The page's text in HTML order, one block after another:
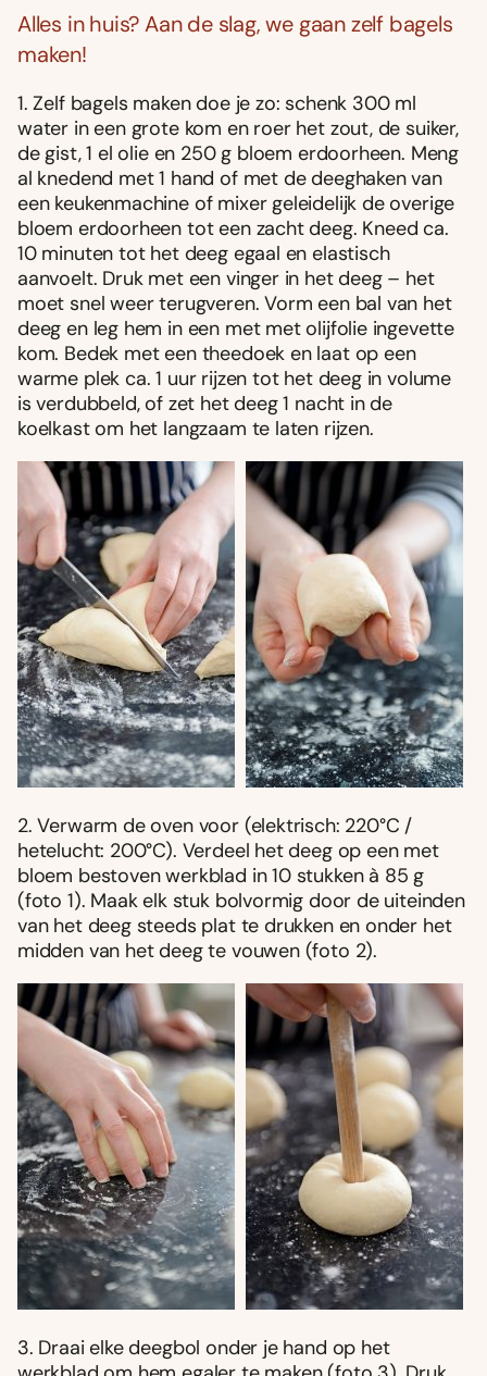
Alles in huis? Aan de slag, we gaan zelf bagels
maken!
1. Zelf bagels maken doe je zo: schenk 300 ml
water in een grote kom en roer het zout, de suiker,
de gist, 1 el olie en 250 g bloem erdoorheen. Meng
al knedend met 1 hand of met de deeghaken van
een keukenmachine of mixer geleidelijk de overige
bloem erdoorheen tot een zacht deeg. Kneed ca.
10 minuten tot het deeg egaal en elastisch
aanvoelt. Druk met een vinger in het deeg – het
moet snel weer terugveren. Vorm een bal van het
deeg en leg hem in een met met olijfolie ingevette
kom. Bedek met een theedoek en laat op een
warme plek ca. 1 uur rijzen tot het deeg in volume
is verdubbeld, of zet het deeg 1 nacht in de
koelkast om het langzaam te laten rijzen.
2. Verwarm de oven voor (elektrisch: 220°C /
hetelucht: 200°C). Verdeel het deeg op een met
bloem bestoven werkblad in 10 stukken à 85 g
(foto 1). Maak elk stuk bolvormig door de uiteinden
van het deeg steeds plat te drukken en onder het
midden van het deeg te vouwen (foto 2).
3. Draai elke deegbol onder je hand op het